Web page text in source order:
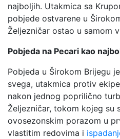
najboljih. Utakmica sa
pobjede ostvarene u
Željezničar ostao u samom
Pobjeda na Pecari kao
Pobjeda u Širokom Brijegu
svega, utakmica protiv
nakon jednog poprilično
Željezničar, tokom kojeg su
ovosezonskim porazom u
vlastitim redovima i